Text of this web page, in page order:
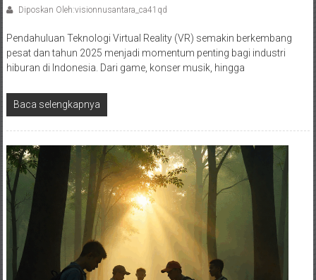
Diposkan Oleh:visionnusantara_ca41qd
Pendahuluan Teknologi Virtual Reality (VR) semakin berkembang
pesat dan tahun 2025 menjadi momentum penting bagi industri
hiburan di Indonesia. Dari game, konser musik, hingga
Baca selengkapnya